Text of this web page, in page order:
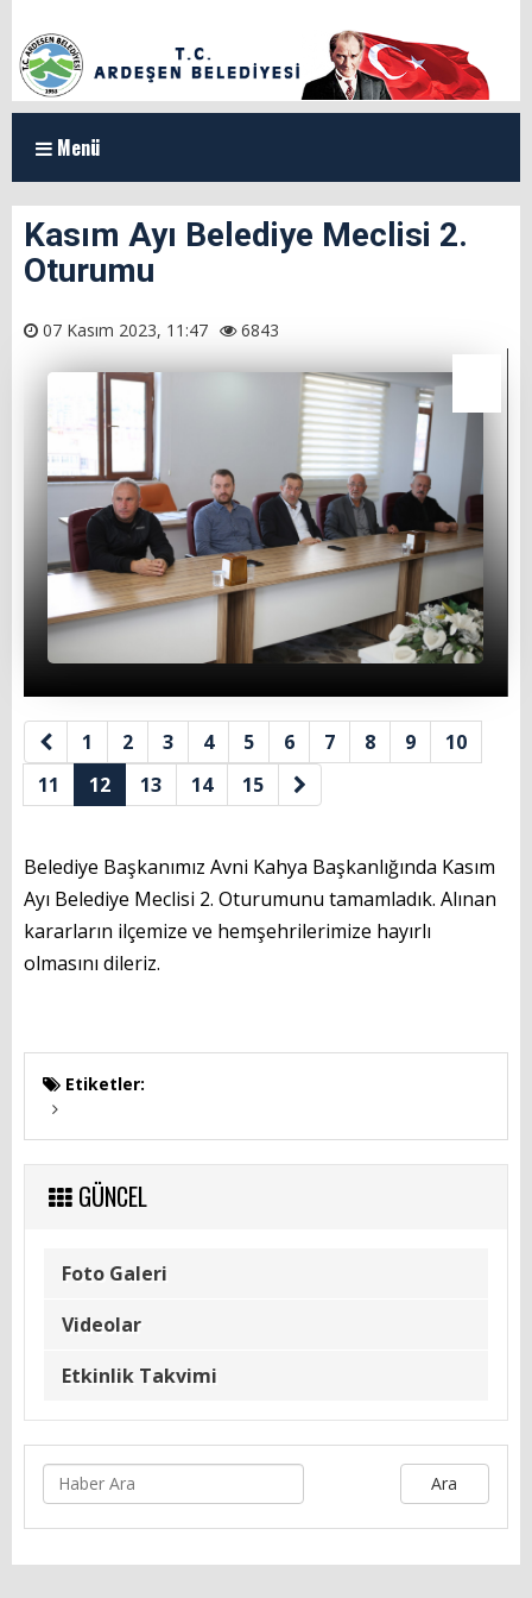
Menü
ANASAYFA
KURUMSAL
Organizasyon Şeması
Başkan Yardımcılarımız
Meclis Üyeleri
Milletvekillerimiz
İl Genel Meclis Üyelerimiz
Eski Başkanlarımız
Yönetmenlikler
BAŞKANIMIZ
Başkanın Özgeçmişi
Başkanın Mesajı
Başkanın Albümü
Başkana Mesaj
GÜNCEL
Foto Galeri
Videolar
Başvuru Rehberi
Meclis Kararları
İhale İlanları
Vefat & Duyurular
Telefon Rehberi
Kasım Ayı Belediye Meclisi 2.
Oturumu
07 Kasım 2023, 11:47 6843
1 2 3 4 5 6 7 8 9
10
11
12 13 14 15
Belediye Başkanımız Avni Kahya Başkanlığında Kasım
Ayı Belediye Meclisi 2. Oturumunu tamamladık. Alınan
kararların ilçemize ve hemşehrilerimize hayırlı
olmasını dileriz.
Etiketler:
GÜNCEL
Foto Galeri
Videolar
Etkinlik Takvimi
Ara